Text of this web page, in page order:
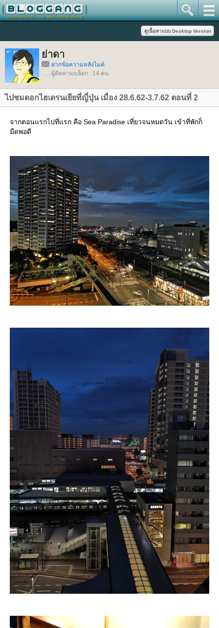
่าดา
ฝากข้อความหลังไมค์
ผู้ติดตามบล็อก : 14 คน
ไปชมดอกไฮเดรนเยียที่ญี่ปุ่น เมื่อง 28.6.62-3.7.62 ตอนที่ 2
จากตอนแรกไปที่แรก คือ Sea Paradise เที่ยวจนหมดวัน เข้าที่พักก็
มืดพอดี